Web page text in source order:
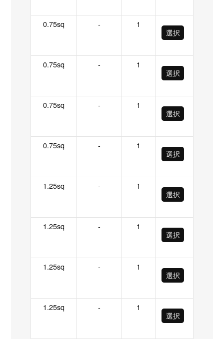
0.75sq -
1
選択
0.75sq -
1
選択
0.75sq -
1
選択
0.75sq -
1
選択
1.25sq -
1
選択
1.25sq -
1
選択
1.25sq -
1
選択
1.25sq -
1
選択